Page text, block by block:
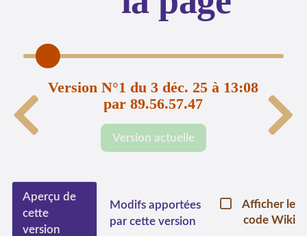
Version N°1 du 3 déc. 25 à 13:08
par 89.56.57.47
Version actuelle
Aperçu de
cette
version
Modifs apportées
par cette version
Afficher le
code Wiki